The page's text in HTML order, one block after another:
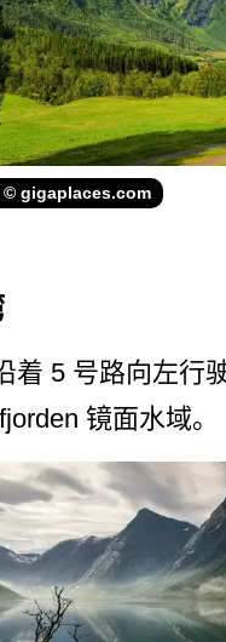
© gigaplaces.com
着 5 号路向左行
镜面水域。